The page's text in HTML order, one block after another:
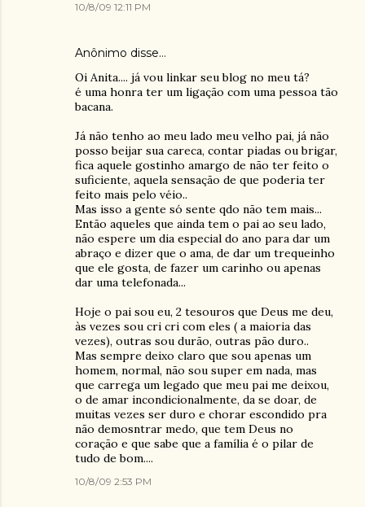
10/8/09 12:11 PM
Anônimo disse…
Oi Anita.... já vou linkar seu blog no meu tá?
é uma honra ter um ligação com uma pessoa tão
bacana.
Já não tenho ao meu lado meu velho pai, já não
posso beijar sua careca, contar piadas ou brigar,
fica aquele gostinho amargo de não ter feito o
suficiente, aquela sensação de que poderia ter
feito mais pelo véio..
Mas isso a gente só sente qdo não tem mais...
Então aqueles que ainda tem o pai ao seu lado,
não espere um dia especial do ano para dar um
abraço e dizer que o ama, de dar um trequeinho
que ele gosta, de fazer um carinho ou apenas
dar uma telefonada...
Hoje o pai sou eu, 2 tesouros que Deus me deu,
às vezes sou cri cri com eles ( a maioria das
vezes), outras sou durão, outras pão duro..
Mas sempre deixo claro que sou apenas um
homem, normal, não sou super em nada, mas
que carrega um legado que meu pai me deixou,
o de amar incondicionalmente, da se doar, de
muitas vezes ser duro e chorar escondido pra
não demosntrar medo, que tem Deus no
coração e que sabe que a família é o pilar de
tudo de bom....
10/8/09 2:53 PM